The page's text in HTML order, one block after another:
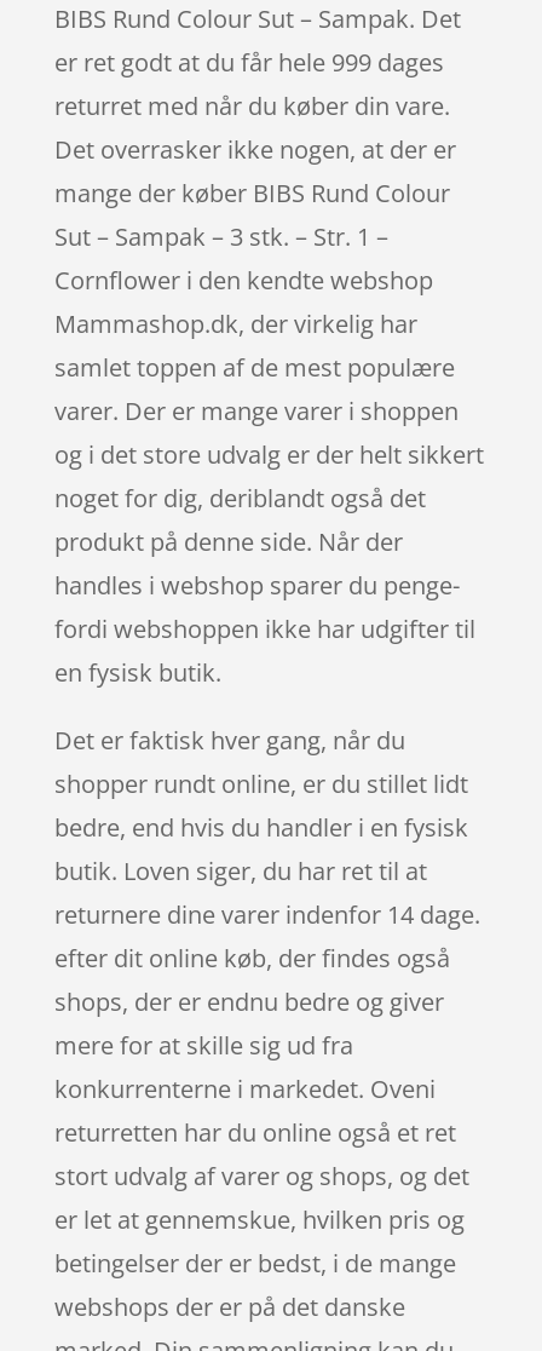
BIBS Rund Colour Sut – Sampak. Det
er ret godt at du får hele 999 dages
returret med når du køber din vare.
Det overrasker ikke nogen, at der er
mange der køber BIBS Rund Colour
Sut – Sampak – 3 stk. – Str. 1 –
Cornflower i den kendte webshop
Mammashop.dk, der virkelig har
samlet toppen af de mest populære
varer. Der er mange varer i shoppen
og i det store udvalg er der helt sikkert
noget for dig, deriblandt også det
produkt på denne side. Når der
handles i webshop sparer du penge-
fordi webshoppen ikke har udgifter til
en fysisk butik.
Det er faktisk hver gang, når du
shopper rundt online, er du stillet lidt
bedre, end hvis du handler i en fysisk
butik. Loven siger, du har ret til at
returnere dine varer indenfor 14 dage.
efter dit online køb, der findes også
shops, der er endnu bedre og giver
mere for at skille sig ud fra
konkurrenterne i markedet. Oveni
returretten har du online også et ret
stort udvalg af varer og shops, og det
er let at gennemskue, hvilken pris og
betingelser der er bedst, i de mange
webshops der er på det danske